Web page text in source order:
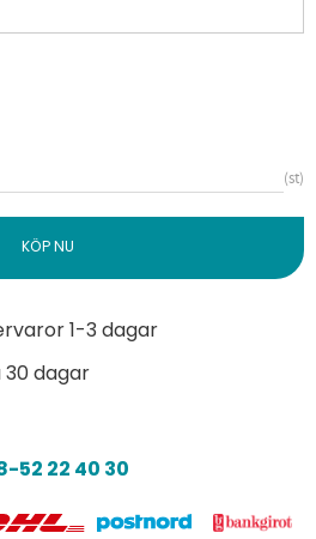
st
1-3 dagar
dagar
52 22 40 30